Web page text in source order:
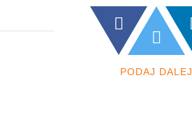
PODAJ DALEJ